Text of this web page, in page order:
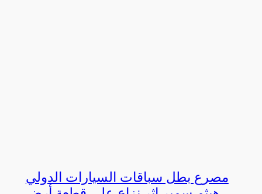
مصرع بطل سباقات السيارات الدولي